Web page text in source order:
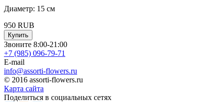
Диаметр: 15 см
950 RUB
Купить
Звоните 8:00-21:00
+7 (985) 096-79-71
E-mail
info@assorti-flowers.ru
© 2016 assorti-flowers.ru
Карта сайта
Поделиться в социальных сетях